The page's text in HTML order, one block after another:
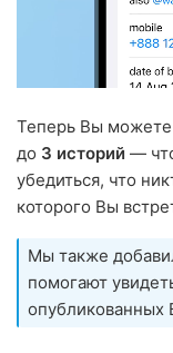
Теперь Вы можете
до 3 историй —
убедиться, что
которого Вы
Мы также
помогают
опубликованных